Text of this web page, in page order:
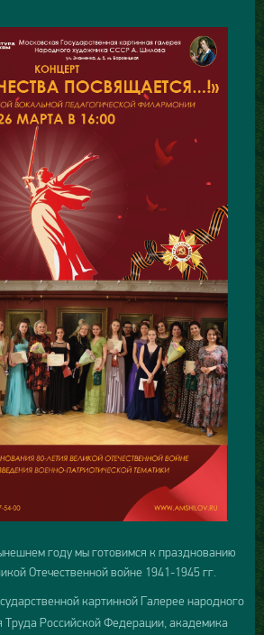
году мы готовимся к празднованию
Отечественной войне 1941-1945 гг.
картинной Галерее народного
Труда Российской Федерации, академика